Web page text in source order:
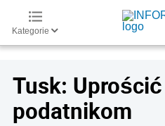
Kategorie
Tusk:
podatnikom